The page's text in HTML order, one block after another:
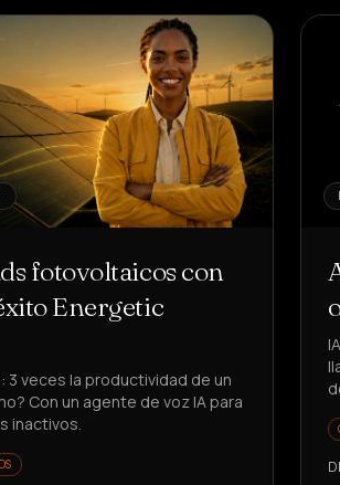
fotovoltaicos con
Energetic
3 veces la productividad de un
Con un agente de voz IA para
inactivos.